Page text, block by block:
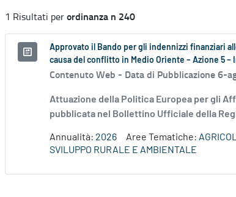
1 Risultati perordinanza n 240
Approvato il Bando per gli indennizzi finanziari
causa del conflitto in Medio Oriente – Azione 5 –
Contenuto Web - Data di Pubblicazione 6-
Attuazione della Politica Europea per gli
pubblicata nel Bollettino Ufficiale della
Annualità: 2026 Aree Tematiche:
SVILUPPO RURALE E AMBIENTALE